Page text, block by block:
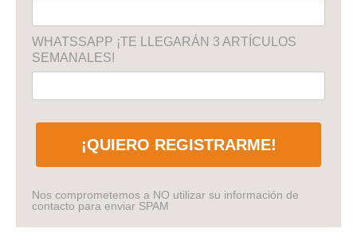
WHATSSAPP ¡TE LLEGARÁN 3 ARTÍCULOS
SEMANALES!
¡QUIERO REGISTRARME!
Nos comprometemos a NO utilizar su información de
contacto para enviar SPAM